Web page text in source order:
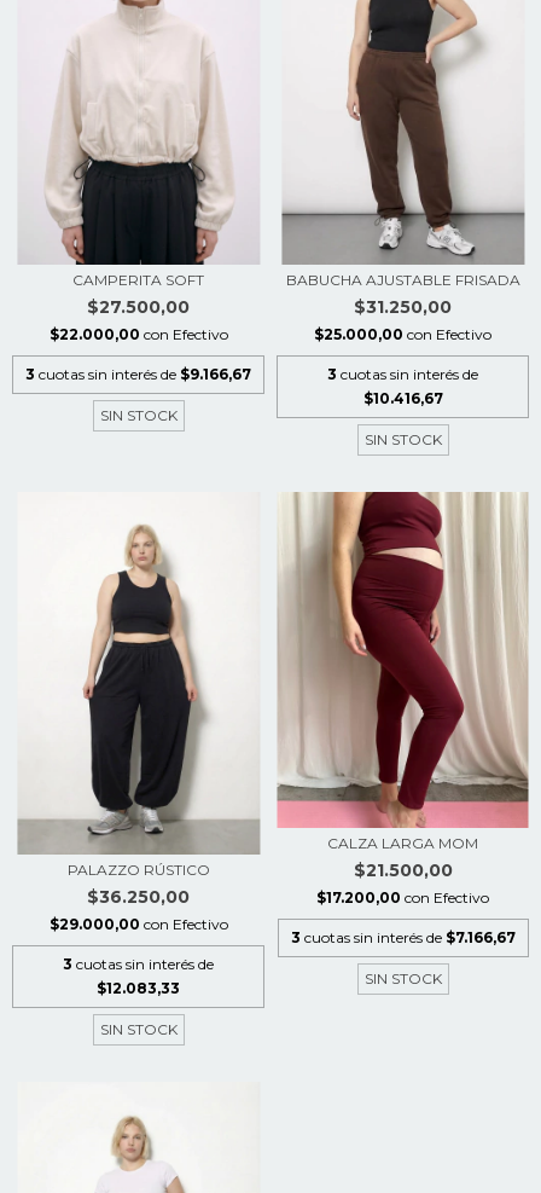
CAMPERITA SOFT
$27.500,00
$22.000,00 con Efectivo
3 cuotas sin interés de $9.166,67
SIN STOCK
BABUCHA AJUSTABLE FRISADA
$31.250,00
$25.000,00 con Efectivo
3 cuotas sin interés de
$10.416,67
SIN STOCK
PALAZZO RÚSTICO
$36.250,00
$29.000,00 con Efectivo
3 cuotas sin interés de
$12.083,33
SIN STOCK
CALZA LARGA MOM
$21.500,00
$17.200,00 con Efectivo
3 cuotas sin interés de $7.166,67
SIN STOCK